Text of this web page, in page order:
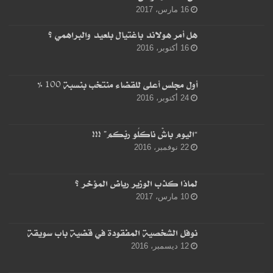
16 مارس، 2017
هل أمر هولاند باغتيال بلعيد والبراهمي ؟
16 أكتوبر، 2016
أول مجلس أعلى للقضاء منتخب بنسبة 100 %
24 أكتوبر، 2016
“اليوم باشْ ناكلُو ربّكم” !!!
22 نوفمبر، 2016
لماذا كذب الوزير رياض المؤخر ؟
10 مارس، 2017
نوفل الشخصية المفقودة في قضية باب سويقة
12 ديسمبر، 2016